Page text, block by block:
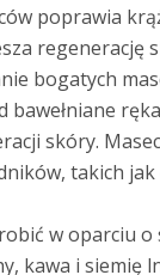
poprawia
regenerację
bogatych
bawełniane
skóry.
takich jak
w oparciu o
kawa i siemię